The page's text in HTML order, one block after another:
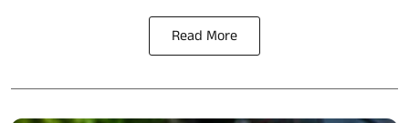
Read More